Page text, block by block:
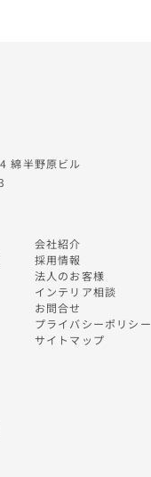
綿半野原ビル
会社紹介
採用情報
法人のお客様
インテリア相談
お問合せ
プライバシーポリシー
サイトマップ